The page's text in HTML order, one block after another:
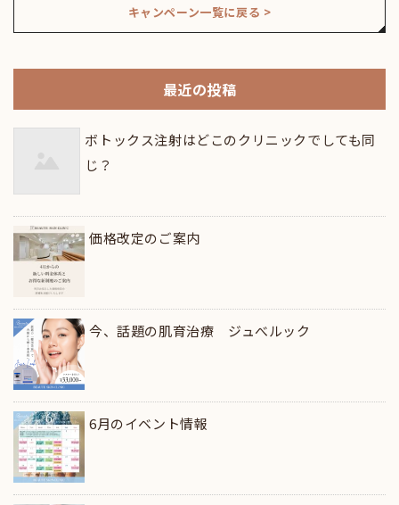
キャンペーン一覧に戻る >
最近の投稿
ボトックス注射はどこのクリニックでしても同
じ？
価格改定のご案内
今、話題の肌育治療 ジュべルック
6月のイベント情報